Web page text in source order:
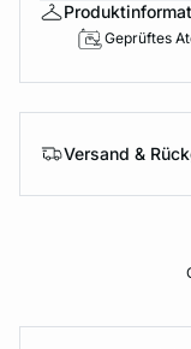
Geprüftes
Versand &